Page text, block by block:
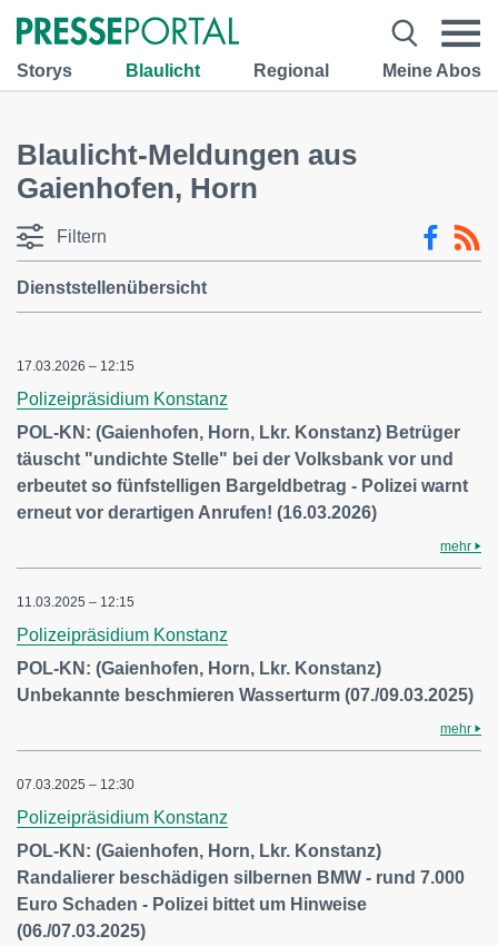
Storys Blaulicht Regional Meine Abos
Blaulicht-Meldungen aus
Gaienhofen, Horn
Filtern
Dienststellenübersicht
17.03.2026 – 12:15
Polizeipräsidium Konstanz
POL-KN: (Gaienhofen, Horn, Lkr. Konstanz) Betrüger
täuscht "undichte Stelle" bei der Volksbank vor und
erbeutet so fünfstelligen Bargeldbetrag - Polizei warnt
erneut vor derartigen Anrufen! (16.03.2026)
mehr
11.03.2025 – 12:15
Polizeipräsidium Konstanz
POL-KN: (Gaienhofen, Horn, Lkr. Konstanz)
Unbekannte beschmieren Wasserturm (07./09.03.2025)
mehr
07.03.2025 – 12:30
Polizeipräsidium Konstanz
POL-KN: (Gaienhofen, Horn, Lkr. Konstanz)
Randalierer beschädigen silbernen BMW - rund 7.000
Euro Schaden - Polizei bittet um Hinweise
(06./07.03.2025)